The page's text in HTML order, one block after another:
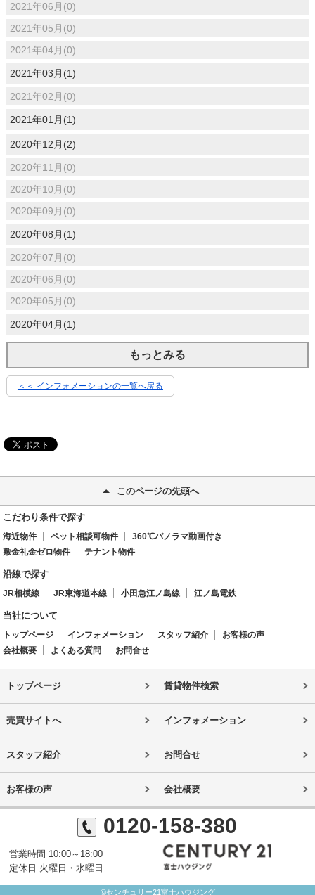
2021年06月(0)
2021年05月(0)
2021年04月(0)
2021年03月(1)
2021年02月(0)
2021年01月(1)
2020年12月(2)
2020年11月(0)
2020年10月(0)
2020年09月(0)
2020年08月(1)
2020年07月(0)
2020年06月(0)
2020年05月(0)
2020年04月(1)
もっとみる
＜＜ インフォメーションの一覧へ戻る
このページの先頭へ
こだわり条件で探す
海近物件 ペット相談可物件
360℃パノラマ動画付き
敷金礼金ゼロ物件
テナント物件
沿線で探す
JR相模線 JR東海道本線 小田急江ノ島線 江ノ島電鉄
当社について
トップページ インフォメーション スタッフ紹介
お客様の声
会社概要
よくある質問 お問合せ
トップページ 賃貸物件検索
売買サイトへ インフォメーション
スタッフ紹介 お問合せ
お客様の声 会社概要
0120-158-380
営業時間 10:00～18:00
定休日 火曜日・水曜日
©センチュリー21富士ハウジング